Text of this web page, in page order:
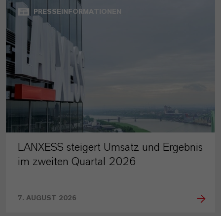
PRESSEINFORMATIONEN
LANXESS steigert Umsatz und Ergebnis
im zweiten Quartal 2026
7. AUGUST 2026